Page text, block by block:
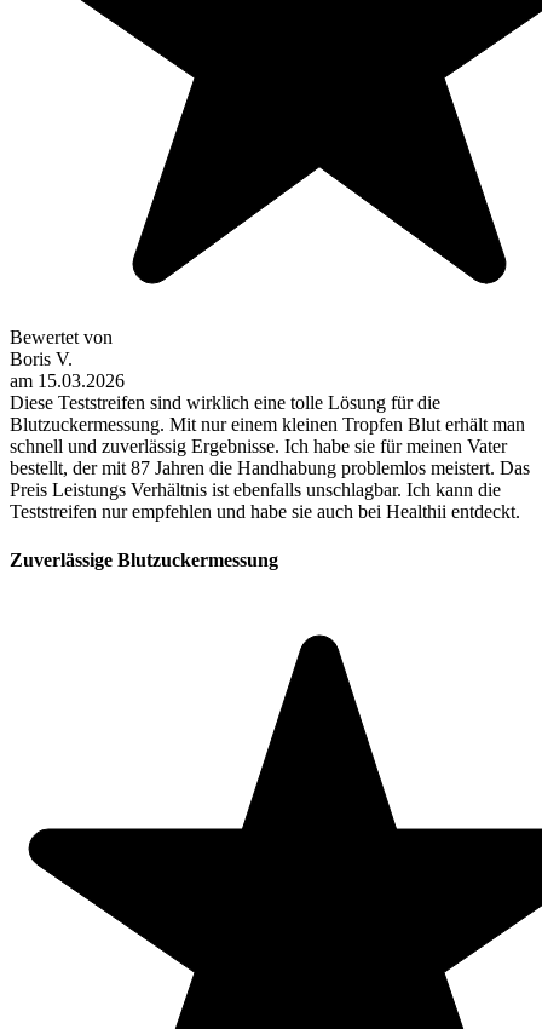
Bewertet von
Boris V.
am 15.03.2026
Diese Teststreifen sind wirklich eine tolle Lösung für die
Blutzuckermessung. Mit nur einem kleinen Tropfen Blut erhält man
schnell und zuverlässig Ergebnisse. Ich habe sie für meinen Vater
bestellt, der mit 87 Jahren die Handhabung problemlos meistert. Das
Preis Leistungs Verhältnis ist ebenfalls unschlagbar. Ich kann die
Teststreifen nur empfehlen und habe sie auch bei Healthii entdeckt.
Zuverlässige Blutzuckermessung